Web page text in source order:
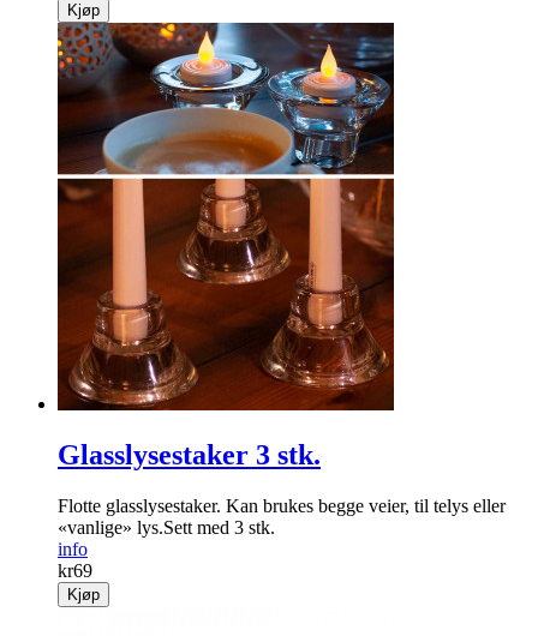
Kjøp
Glasslysestaker 3 stk.
Flotte glasslysestaker. Kan brukes begge veier, til telys eller
«vanlige» lys.Sett med 3 stk.
info
kr69
Kjøp